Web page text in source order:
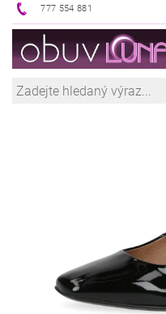
777 554 881